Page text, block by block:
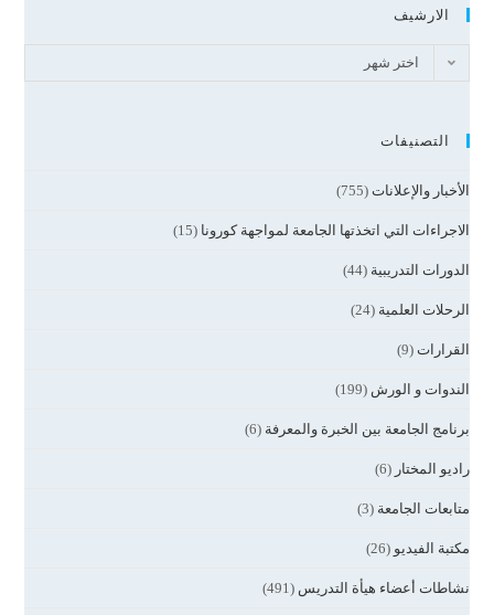
الارشيف
اختر شهر
التصنيفات
الأخبار والإعلانات (755)
الاجراءات التي اتخذتها الجامعة لمواجهة كورونا (15)
الدورات التدريبية (44)
الرحلات العلمية (24)
القرارات (9)
الندوات و الورش (199)
برنامج الجامعة بين الخبرة والمعرفة (6)
راديو المختار (6)
متابعات الجامعة (3)
مكتبة الفيديو (26)
نشاطات أعضاء هيأة التدريس (491)